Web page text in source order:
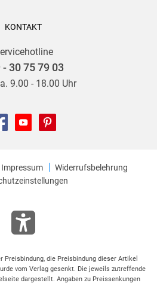
KONTAKT
- 30 75 79 03
9.00 - 18.00 Uhr
Impressum
Widerrufsbelehrung
Preisbindung, die Preisbindung dieser Artikel
vom Verlag gesenkt. Die jeweils zutreffende
dargestellt. Angaben zu Preissenkungen